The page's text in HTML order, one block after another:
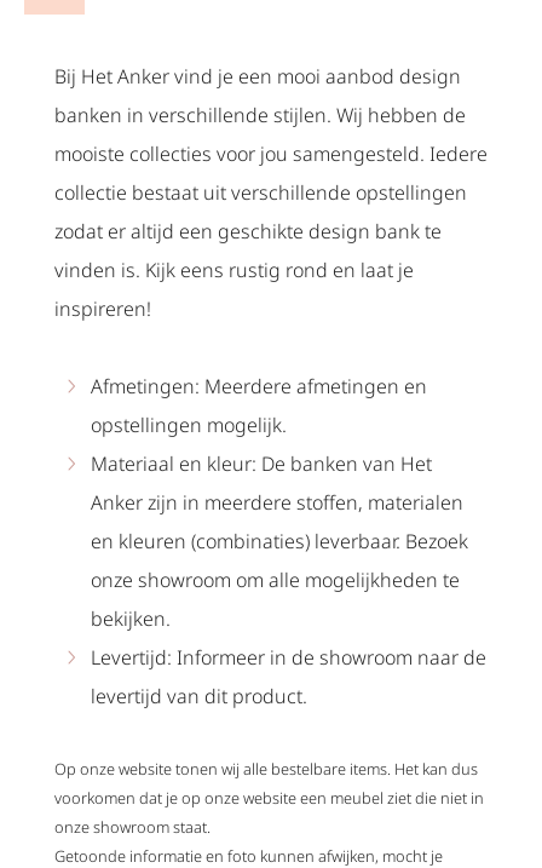
Bij Het Anker vind je een mooi aanbod design
banken in verschillende stijlen. Wij hebben de
mooiste collecties voor jou samengesteld. Iedere
collectie bestaat uit verschillende opstellingen
zodat er altijd een geschikte design bank te
vinden is. Kijk eens rustig rond en laat je
inspireren!
Afmetingen: Meerdere afmetingen en
opstellingen mogelijk.
Materiaal en kleur: De banken van Het
Anker zijn in meerdere stoffen, materialen
en kleuren (combinaties) leverbaar. Bezoek
onze showroom om alle mogelijkheden te
bekijken.
Levertijd: Informeer in de showroom naar de
levertijd van dit product.
Op onze website tonen wij alle bestelbare items. Het kan dus
voorkomen dat je op onze website een meubel ziet die niet in
onze showroom staat.
Getoonde informatie en foto kunnen afwijken, mocht je